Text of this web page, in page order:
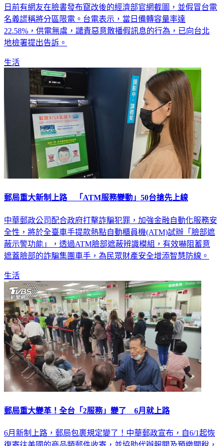
日前有網友在臉書發布竄改後的經濟部官網截圖，並假冒台電
名義謊稱將分區限電。台電表示，當日備轉容量率達
22.58%，供電無虞，譴責惡意散播假訊息的行為，已向台北
地檢署提出告訴。
生活
郵局重大新制上路 「ATM服務變動」50台搶先上線
中華郵政公司配合政府打擊詐騙犯罪，加強金融自動化服務安
全性，將於全臺車手提款熱點自動櫃員機(ATM)試辦「臉部遮
蔽示警功能」，透過ATM臉部遮蔽辨識模組，有效嚇阻蓄意
遮蓋臉部的詐騙集團車手，為民眾財產安全增添智慧防線。
生活
郵局重大變革！全台「2服務」變了 6月就上路
6月新制上路，郵局包裹規定變了！中華郵政宣布，自6/1起恢